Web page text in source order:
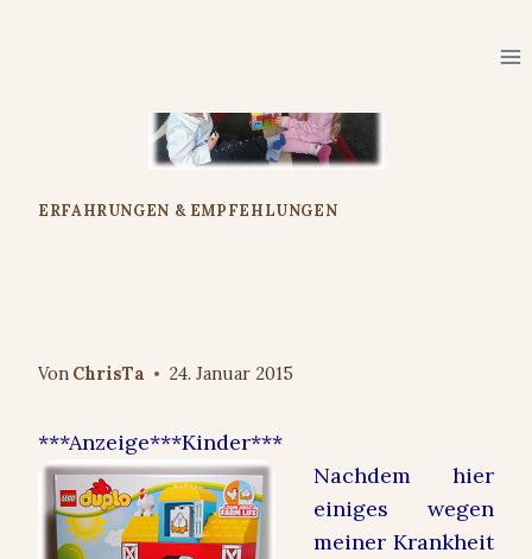
ERFAHRUNGEN & EMPFEHLUNGEN
Von ChrisTa 24. Januar 2015
***Anzeige***Kinder***
Nachdem hier
einiges wegen
meiner Krankheit